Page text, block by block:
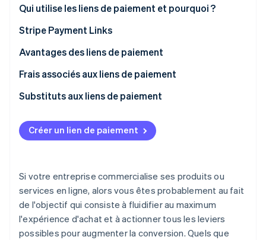
Stripe Sessions 2026
Découvrez comment Stripe construit l’infrastructure
Regarder la vidéo
Qui utilise les liens de paiement et pourquoi ?
Stripe Payment Links
Création de liens Stripe Payment Links
Envoi de liens Stripe Payment Links
Suivi des liens de paiement
Avantages des liens de paiement
Frais associés aux liens de paiement
Substituts aux liens de paiement
Créer un lien de paiement
Si votre entreprise commercialise ses produits ou
services en ligne, alors vous êtes probablement au fait
de l'objectif qui consiste à fluidifier au maximum
l'expérience d'achat et à actionner tous les leviers
possibles pour augmenter la conversion. Quels que